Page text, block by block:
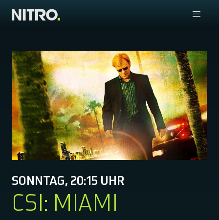
SONNTAG, 20:15 UHR
CSI: MIAMI